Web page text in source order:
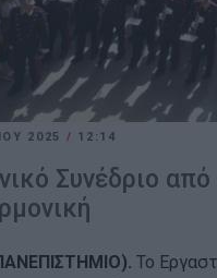
2025 / 12:14
Συνέδριο
Το